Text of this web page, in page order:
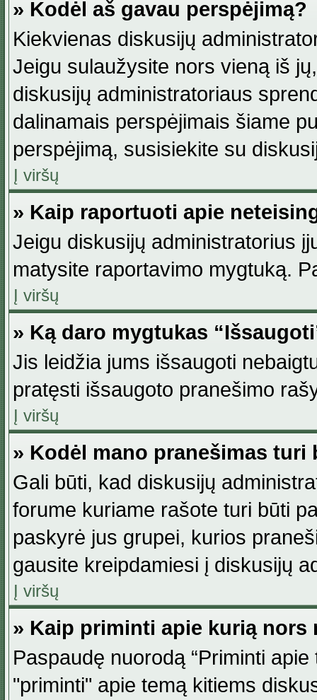
» Kodėl aš gavau perspėjimą?
Kiekvienas diskusijų
Jeigu sulaužysite nors vieną iš
diskusijų administratoriaus
dalinamais perspėjimais šiame
perspėjimą, susisiekite su
Į viršų
» Kaip raportuoti apie
Jeigu diskusijų administratorius
matysite raportavimo mygtuką.
Į viršų
» Ką daro mygtukas
Jis leidžia jums išsaugoti
pratęsti išsaugoto pranešimo
Į viršų
» Kodėl mano pranešimas
Gali būti, kad diskusijų
forume kuriame rašote turi būti
paskyrė jus grupei, kurios
gausite kreipdamiesi į diskusijų
Į viršų
» Kaip priminti apie kurią nors
Paspaudę nuorodą “Priminti
"priminti" apie temą kitiems